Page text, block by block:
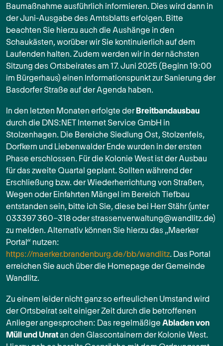
Baumaßnahme ausführlich informieren. Dies wird dann in
der Juni-Ausgabe des Amtsblatts erfolgen. Bitte
beachten Sie hierzu auch die Aushänge in den
Schaukästen, worüber wir Sie kontinuierlich auf dem
Laufenden halten. Zudem werden wir in der nächsten
Sitzung des Ortsbeirates am 17. Juni 2025 (Beginn 19:00
im Bürgerhaus) einen Informationspunkt zur Sanierung der
Basdorfer Straße auf der Agenda haben.
In den letzten Monaten erfolgte derBreitbandausbau
durch die DNS:NET Internet Service GmbH in
Stolzenhagen. Die Bereiche Siedlung Ost, Stolzenfels,
Dorfkern und Liebenwalder Ende wurden in der ersten
Phase erschlossen. Für die Kolonie West ist der Ausbau
für das zweite Quartal geplant. Sollten während der
Erschließung bzw. der Wiederherrichtung von Straßen,
Wegen oder Einfahrten Mängel im Bereich Tiefbau
entstanden sein, bitte ich Sie, diese bei Herr Stähr (unter
033397 360-318 oderstrassenverwaltung@wandlitz.de)
zu melden. Alternativ können Sie hierzu das „Maerker
Portal“ nutzen:
https://maerker.brandenburg.de/bb/wandlitz. Das Portal
erreichen Sie auch über die Homepage der Gemeinde
Wandlitz.
Zu einem leider nicht ganz so erfreulichen Umstand wird
der Ortsbeirat seit einiger Zeit durch die betroffenen
Anlieger angesprochen: Das regelmäßigeAbladen von
Müll und Unratan den Glascontainern der Kolonie West.